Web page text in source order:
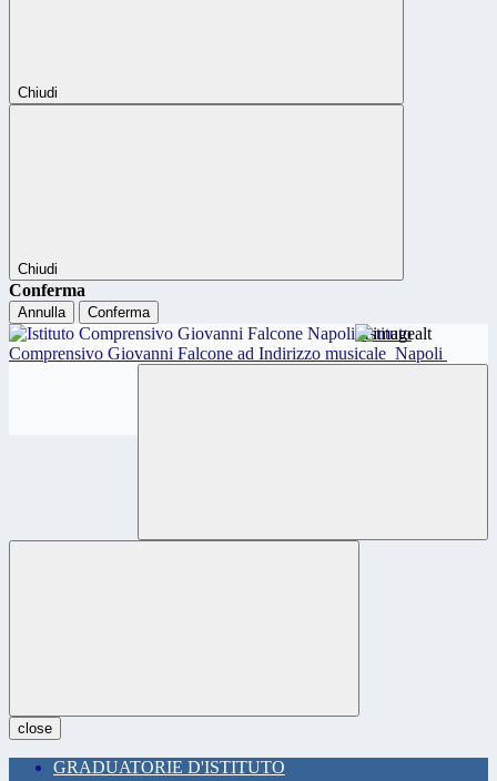
Chiudi
Chiudi
Conferma
Annulla Conferma
Istituto
Comprensivo Giovanni Falcone ad Indirizzo musicale Napoli
close
GRADUATORIE D'ISTITUTO